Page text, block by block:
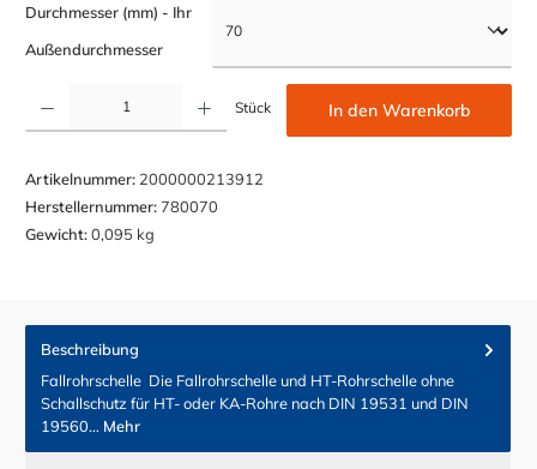
Durchmesser (mm) - Ihr
Außendurchmesserauswählen
Produkt Anzahl: Gib den gewünschten Wert ein oder benutze die Schaltflächen um die Anzahl
Stück In den Warenkorb
Artikelnummer: 2000000213912
Herstellernummer:780070
Gewicht:0,095 kg
Beschreibung
Fallrohrschelle Die Fallrohrschelle und HT-Rohrschelle ohne
Schallschutz für HT- oder KA-Rohre nach DIN 19531 und DIN
19560… Mehr